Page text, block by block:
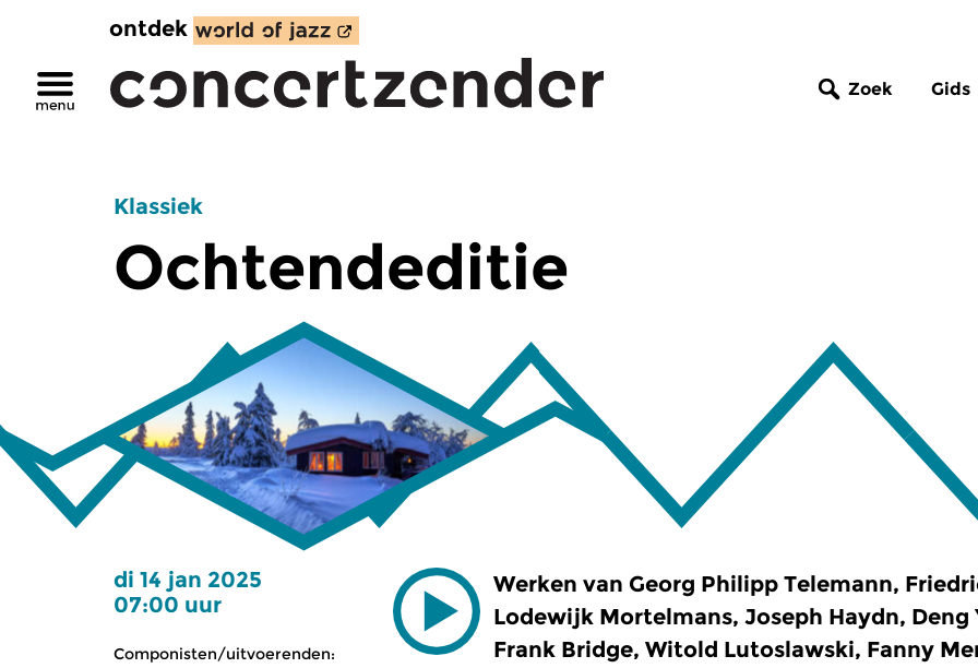
ontdek
Zoek Gids
Klassiek
Ochtendeditie
di 14 jan 2025
07:00 uur
Componisten/uitvoerenden:
Werken van Georg Philipp Telemann,
Lodewijk Mortelmans, Joseph Haydn, Deng
Frank Bridge, Witold Lutoslawski, Fanny